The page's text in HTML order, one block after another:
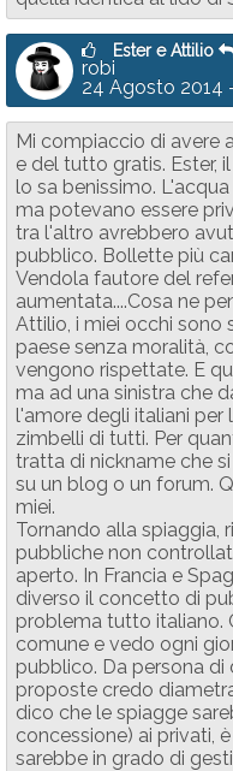
Ester e Attilio
robi
24 Agosto 2014
Mi compiaccio di avere
e del tutto gratis. Ester,
lo sa benissimo.
ma potevano essere
tra l'altro avrebbero
pubblico. Bollette più
Vendola fautore del
aumentata....Cosa ne
Attilio, i miei occhi sono
paese senza moralità,
vengono rispettate. E
ma ad una sinistra che
l'amore degli italiani per
zimbelli di tutti. Per
tratta di nickname che
su un blog o un forum.
miei.
Tornando alla spiaggia,
pubbliche non
aperto. In Francia e
diverso il concetto di
problema tutto italiano.
comune e vedo ogni
pubblico. Da persona
proposte credo
dico che le spiagge
concessione) ai privati,
sarebbe in grado di